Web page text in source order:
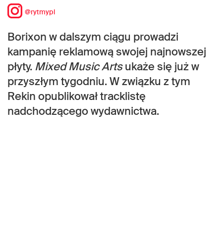
@rytmypl
Borixon w dalszym ciągu prowadzi
kampanię reklamową swojej najnowszej
płyty. Mixed Music Artsukaże się już w
przyszłym tygodniu. W związku z tym
Rekin opublikował tracklistę
nadchodzącego wydawnictwa.